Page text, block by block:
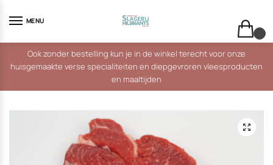
MENU
Ook zonder bestelling kun je in de winkel terecht voor onze
huisgemaakte verse specialiteiten en diepgevroren vleesproducten
en maaltijden